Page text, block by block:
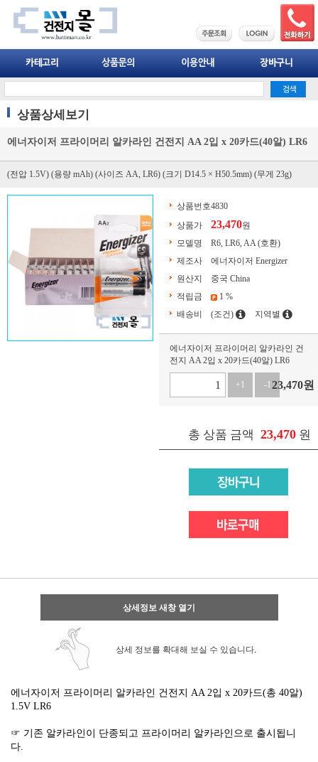
상품상세보기
에너자이저 프라이머리 알카라인 건전지 AA 2입 x 20카드(40알) LR6
(전압 1.5V) (용량 mAh) (사이즈 AA, LR6) (크기 D14.5 × H50.5mm) (무게 23g)
상품번호4830
상품가
23,470원
모델명
R6, LR6, AA (호환)
제조사
에너자이저 Energizer
원산지
중국 China
적립금
1 %
배송비
(조건) 지역별
에너자이저 프라이머리 알카라인 건
전지 AA 2입 x 20카드(40알) LR6
+1 -123,470원
총 상품 금액 23,470 원
상세정보 새창 열기
상세 정보를 확대해 보실 수 있습니다.
에너자이저 프라이머리 알카라인 건전지 AA 2입 x 20카드(총 40알)
1.5V LR6
☞ 기존 알카라인이 단종되고 프라이머리 알카라인으로 출시됩니
다.